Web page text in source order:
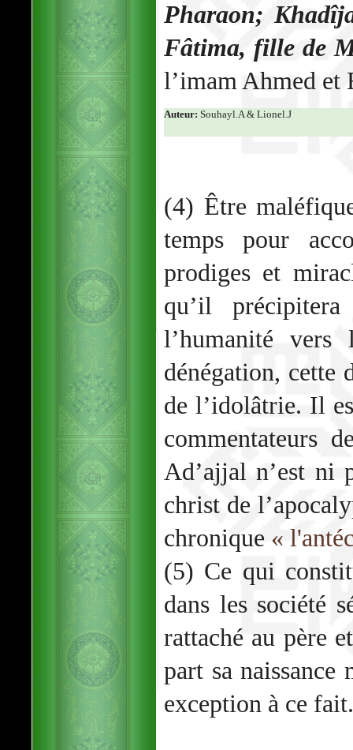
Pharaon;
Fâtima, fille de
l’imam Ahmed et
Auteur: Souhayl.A & Lionel.J
(4) Être
temps pour
prodiges et
qu’il
l’humanité
dénégation, cette
de l’idolâtrie. Il
commentateurs
Ad’ajjal n’est ni
christ de
chronique «
(5) Ce qui
dans les société
rattaché au père
part sa naissance
exception à ce fait.